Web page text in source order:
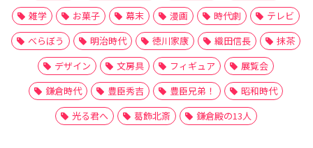
雑学
お菓子 幕末 漫画 時代劇
テレビ
べらぼう
明治時代 徳川家康 織田信長
抹茶
デザイン
文房具 フィギュア
展覧会
鎌倉時代
豊臣秀吉 豊臣兄弟！
昭和時代
光る君へ
葛飾北斎 鎌倉殿の13人